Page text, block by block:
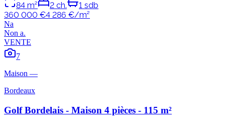
84 m² 2 ch. 1 sdb
360 000 €4 286 €/m²
Na
Non a.
VENTE
7
Maison —
Bordeaux
Golf Bordelais - Maison 4 pièces - 115 m²